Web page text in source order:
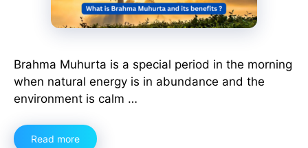
Brahma Muhurta is a special period in the morning
when natural energy is in abundance and the
environment is calm …
Read more